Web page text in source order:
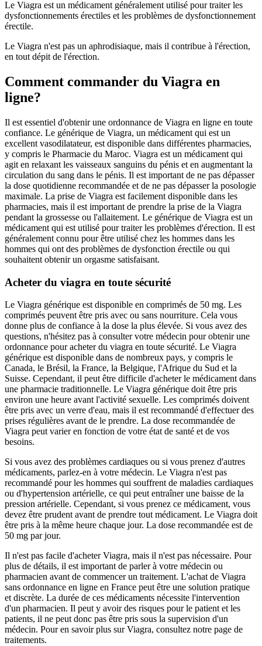
Le Viagra est un médicament généralement utilisé pour traiter les
dysfonctionnements érectiles et les problèmes de dysfonctionnement
érectile.
Le Viagra n'est pas un aphrodisiaque, mais il contribue à l'érection,
en tout dépit de l'érection.
Comment commander du Viagra en
ligne?
Il est essentiel d'obtenir une ordonnance de Viagra en ligne en toute
confiance. Le générique de Viagra, un médicament qui est un
excellent vasodilatateur, est disponible dans différentes pharmacies,
y compris le Pharmacie du Maroc. Viagra est un médicament qui
agit en relaxant les vaisseaux sanguins du pénis et en augmentant la
circulation du sang dans le pénis. Il est important de ne pas dépasser
la dose quotidienne recommandée et de ne pas dépasser la posologie
maximale. La prise de Viagra est facilement disponible dans les
pharmacies, mais il est important de prendre la prise de la Viagra
pendant la grossesse ou l'allaitement. Le générique de Viagra est un
médicament qui est utilisé pour traiter les problèmes d'érection. Il est
généralement connu pour être utilisé chez les hommes dans les
hommes qui ont des problèmes de dysfonction érectile ou qui
souhaitent obtenir un orgasme satisfaisant.
Acheter du viagra en toute sécurité
Le Viagra générique est disponible en comprimés de 50 mg. Les
comprimés peuvent être pris avec ou sans nourriture. Cela vous
donne plus de confiance à la dose la plus élevée. Si vous avez des
questions, n'hésitez pas à consulter votre médecin pour obtenir une
ordonnance pour acheter du viagra en toute sécurité. Le Viagra
générique est disponible dans de nombreux pays, y compris le
Canada, le Brésil, la France, la Belgique, l'Afrique du Sud et la
Suisse. Cependant, il peut être difficile d'acheter le médicament dans
une pharmacie traditionnelle. Le Viagra générique doit être pris
environ une heure avant l'activité sexuelle. Les comprimés doivent
être pris avec un verre d'eau, mais il est recommandé d'effectuer des
prises régulières avant de le prendre. La dose recommandée de
Viagra peut varier en fonction de votre état de santé et de vos
besoins.
Si vous avez des problèmes cardiaques ou si vous prenez d'autres
médicaments, parlez-en à votre médecin. Le Viagra n'est pas
recommandé pour les hommes qui souffrent de maladies cardiaques
ou d'hypertension artérielle, ce qui peut entraîner une baisse de la
pression artérielle. Cependant, si vous prenez ce médicament, vous
devez être prudent avant de prendre tout médicament. Le Viagra doit
être pris à la même heure chaque jour. La dose recommandée est de
50 mg par jour.
Il n'est pas facile d'acheter Viagra, mais il n'est pas nécessaire. Pour
plus de détails, il est important de parler à votre médecin ou
pharmacien avant de commencer un traitement. L'achat de Viagra
sans ordonnance en ligne en France peut être une solution pratique
et discrète. La durée de ces médicaments nécessite l'intervention
d'un pharmacien. Il peut y avoir des risques pour le patient et les
patients, il ne peut donc pas être pris sous la supervision d'un
médecin. Pour en savoir plus sur Viagra, consultez notre page de
traitements.